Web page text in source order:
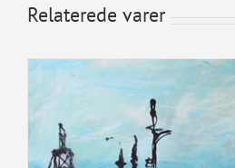
Relaterede varer